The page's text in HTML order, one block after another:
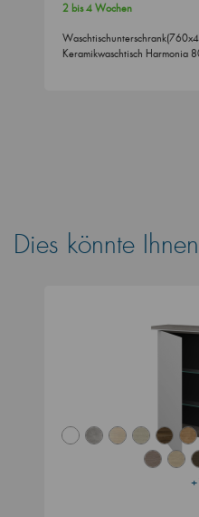
2 bis 4 Wochen
Keramikwaschtisch Harmonia
Dies könnte